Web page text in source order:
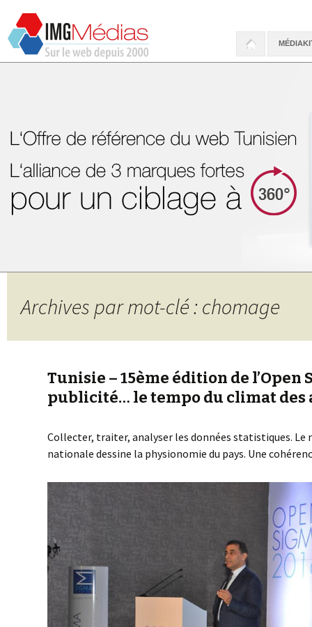
Archives par mot-clé : chomage
Tunisie – 15ème édition de l’Open
publicité… le tempo du climat des
Collecter, traiter, analyser les données statistiques.
nationale dessine la physionomie du pays. Une